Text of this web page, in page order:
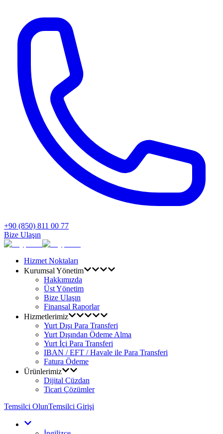
+90 (850) 811 00 77
Bize Ulaşın
Hizmet Noktaları
Kurumsal Yönetim
Hakkımızda
Üst Yönetim
Bize Ulaşın
Finansal Raporlar
Hizmetlerimiz
Yurt Dışı Para Transferi
Yurt Dışından Ödeme Alma
Yurt İçi Para Transferi
IBAN / EFT / Havale ile Para Transferi
Fatura Ödeme
Ürünlerimiz
Dijital Cüzdan
Ticari Çözümler
Temsilci OlunTemsilci Girişi